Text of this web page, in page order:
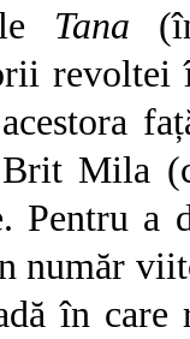
Tana
revoltei
Mila
Pentru a
număr
în